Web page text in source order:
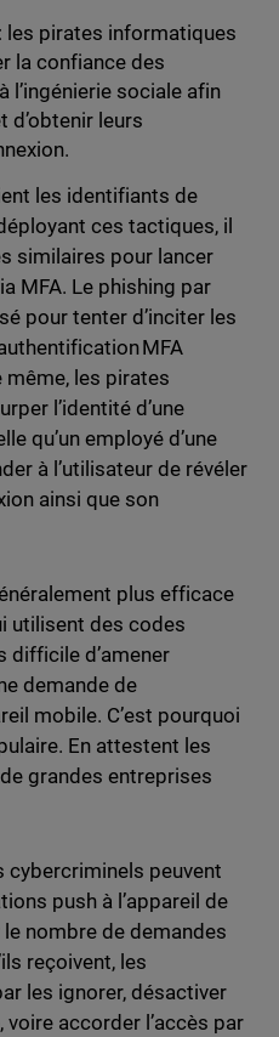
les pirates informatiques
la confiance des
l’ingénierie sociale afin
d’obtenir leurs
les identifiants de
ces tactiques, il
similaires pour lancer
MFA. Le phishing par
pour tenter d’inciter les
MFA
même, les pirates
l’identité d’une
qu’un employé d’une
à l’utilisateur de révéler
ainsi que son
plus efficace
utilisent des codes
difficile d’amener
demande de
mobile. C’est pourquoi
En attestent les
grandes entreprises
cybercriminels peuvent
push à l’appareil de
nombre de demandes
reçoivent, les
les ignorer, désactiver
accorder l’accès par